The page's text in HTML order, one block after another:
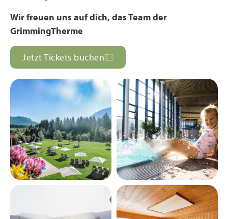
Wir freuen uns auf dich, das Team der
GrimmingTherme
Jetzt Tickets buchen